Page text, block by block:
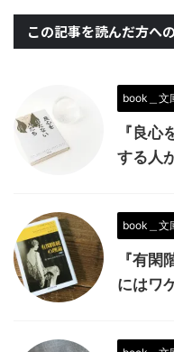
この記事を読んだ方へ
book＿文
『良
する人
book＿文
『有
にはワ